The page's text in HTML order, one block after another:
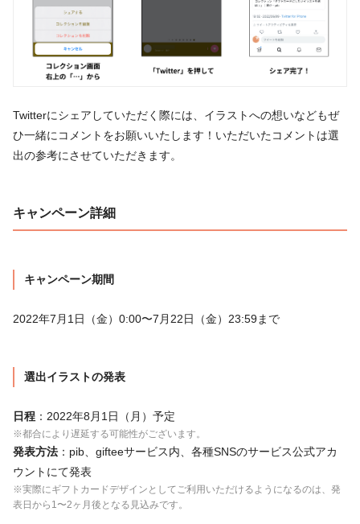
Twitterにシェアしていただく際には、イラストへの想いなどもぜ
ひ一緒にコメントをお願いいたします！いただいたコメントは選
出の参考にさせていただきます。
キャンペーン詳細
キャンペーン期間
2022年7月1日（金）0:00〜7月22日（金）23:59まで
選出イラストの発表
日程 ：2022年8月1日（月）予定
※都合により遅延する可能性がございます。
発表方法 ：pib、gifteeサービス内、各種SNSのサービス公式アカ
ウントにて発表
※実際にギフトカードデザインとしてご利用いただけるようになるのは、発
表日から1〜2ヶ月後となる見込みです。